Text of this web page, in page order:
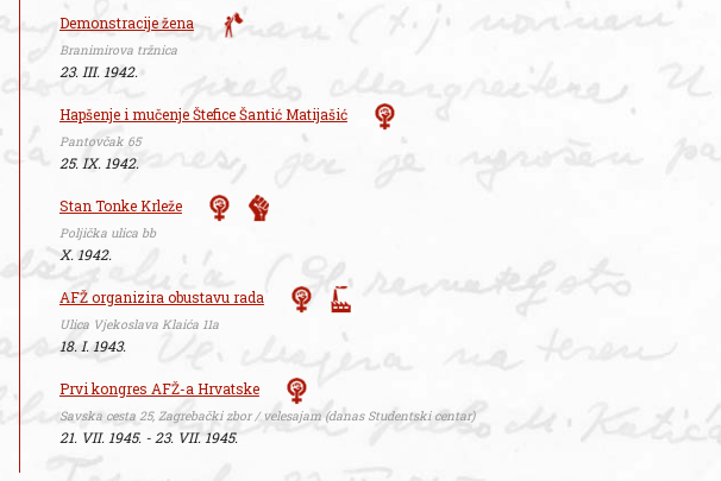
Demonstracije žena
Branimirova tržnica
23. III. 1942.
Hapšenje i mučenje Štefice Šantić Matijašić
Pantovčak 65
25. IX. 1942.
Stan Tonke Krleže
Poljička ulica bb
X. 1942.
AFŽ organizira obustavu rada
Ulica Vjekoslava Klaića 11a
18. I. 1943.
Prvi kongres AFŽ-a Hrvatske
Savska cesta 25, Zagrebački zbor / velesajam (danas Studentski centar)
21. VII. 1945. - 23. VII. 1945.